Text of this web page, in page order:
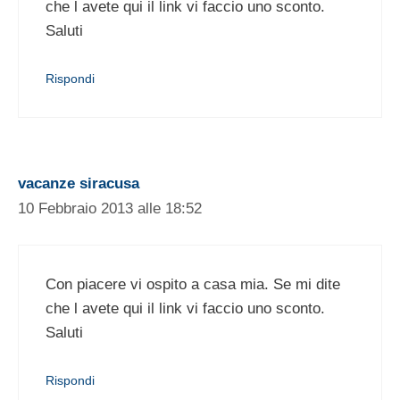
che l avete qui il link vi faccio uno sconto.
Saluti
Rispondi
vacanze siracusa
10 Febbraio 2013 alle 18:52
Con piacere vi ospito a casa mia. Se mi dite
che l avete qui il link vi faccio uno sconto.
Saluti
Rispondi